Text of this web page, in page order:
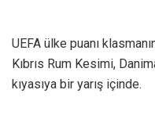
UEFA ülke puanı
Kıbrıs Rum Kesimi,
kıyasıya bir yarış içinde.